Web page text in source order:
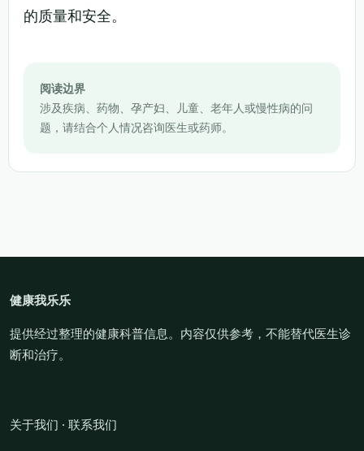
的质量和安全。
阅读边界
涉及疾病、药物、孕产妇、儿童、老年人或慢性病的问
题，请结合个人情况咨询医生或药师。
健康我乐乐
提供经过整理的健康科普信息。内容仅供参考，不能替代医生诊
断和治疗。
关于我们 · 联系我们